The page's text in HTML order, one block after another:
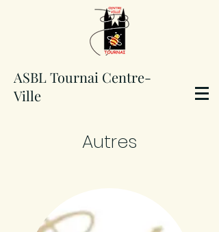
ASBL Tournai Centre-
Ville
Autres